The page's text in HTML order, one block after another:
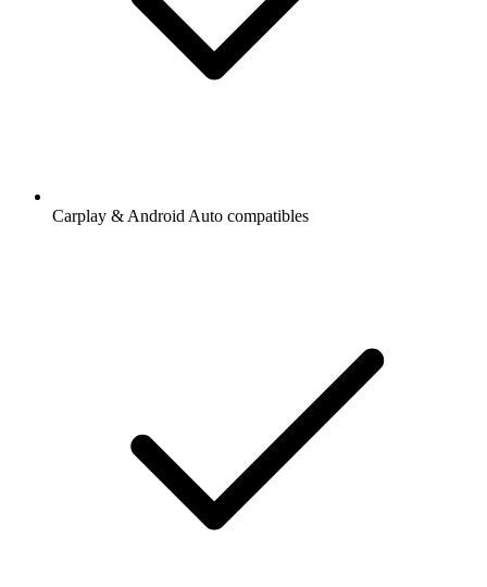
Carplay & Android Auto compatibles